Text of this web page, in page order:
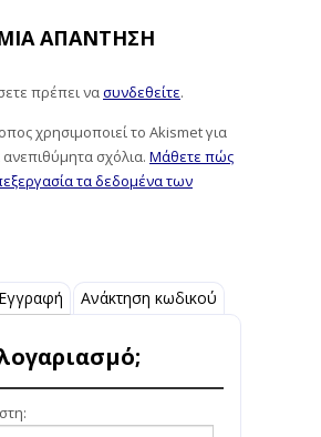
ΑΠΆΝΤΗΣΗ
πρέπει νασυνδεθείτε.
χρησιμοποιεί το Akismet για
σχόλια. Μάθετε πώς
τα δεδομένα των
Εγγραφή Ανάκτηση κωδικού